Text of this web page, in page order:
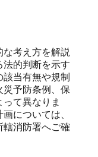
考え方を解説
法的判断を示す
当有無や規制
災予防条例、保
て異なりま
については、
轄消防署へご確